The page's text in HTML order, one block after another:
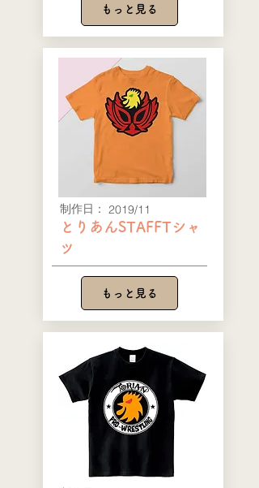
もっと見る
​制作日：
2019/11
とりあんSTAFFTシャ
ツ
もっと見る